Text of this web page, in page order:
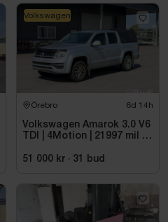
Örebro 6d 14h
Volkswagen Amarok 3.0 V6
TDI | 4Motion | 21997 mil |
51 000 kr · 31 bud
Volkswagen